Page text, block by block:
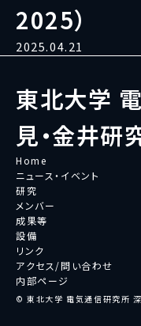
2025）
2025.04.21
東北大学
見・金井研
Home
ニュース・イベント
研究
メンバー
成果等
設備
リンク
アクセス/問い合わせ
内部ページ
© 東北大学 電気通信研究所 深